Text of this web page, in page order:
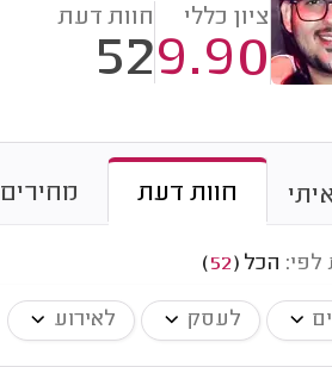
ציון כללי
9.90
חוות דעת
52
חוות דעת מחירים
לפי: הכל (
52
)
לעסק לאירוע